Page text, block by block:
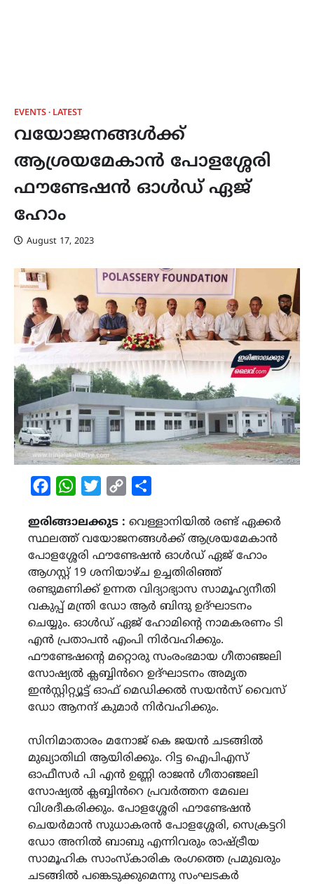
EVENTS LATEST
വയോജനങ്ങൾക്ക്
ആശ്രയമേകാൻ പോളശ്ശേരി
ഫൗണ്ടേഷൻ ഓൾഡ് ഏജ്
ഹോം
August 17, 2023
FacebookWhatsAppTwitterCopy
ഇരിങ്ങാലക്കുട : വെള്ളാനിയിൽ രണ്ട് ഏക്കർ
സ്ഥലത്ത് വയോജനങ്ങൾക്ക് ആശ്രയമേകാൻ
പോളശ്ശേരി ഫൗണ്ടേഷൻ ഓൾഡ് ഏജ് ഹോം
ആഗസ്റ്റ് 19 ശനിയാഴ്ച ഉച്ചതിരിഞ്ഞ്
രണ്ടുമണിക്ക് ഉന്നത വിദ്യാഭ്യാസ സാമൂഹ്യനീതി
വകുപ്പ് മന്ത്രി ഡോ ആർ ബിന്ദു ഉദ്ഘാടനം
ചെയ്യും. ഓൾഡ് ഏജ് ഹോമിന്റെ നാമകരണം ടി
എൻ പ്രതാപൻ എംപി നിർവഹിക്കും.
ഫൗണ്ടേഷന്റെ മറ്റൊരു സംരംഭമായ ഗീതാഞ്ജലി
സോഷ്യൽ ക്ലബ്ബിൻറെ ഉദ്ഘാടനം അമൃത
ഇൻസ്റ്റിറ്റ്യൂട്ട് ഓഫ് മെഡിക്കൽ സയൻസ് വൈസ്
ഡോ ആനന്ദ് കുമാർ നിർവഹിക്കും.
സിനിമാതാരം മനോജ് കെ ജയൻ ചടങ്ങിൽ
മുഖ്യാതിഥി ആയിരിക്കും. റിട്ട ഐപിഎസ്
ഓഫീസർ പി എൻ ഉണ്ണി രാജൻ ഗീതാഞ്ജലി
സോഷ്യൽ ക്ലബ്ബിൻറെ പ്രവർത്തന മേഖല
വിശദീകരിക്കും. പോളശ്ശേരി ഫൗണ്ടേഷൻ
ചെയർമാൻ സുധാകരൻ പോളശ്ശേരി, സെക്രട്ടറി
ഡോ അനിൽ ബാബു എന്നിവരും രാഷ്ട്രീയ
സാമൂഹിക സാംസ്കാരിക രംഗത്തെ പ്രമുഖരും
ചടങ്ങിൽ പങ്കെടുക്കുമെന്നു സംഘടകർ